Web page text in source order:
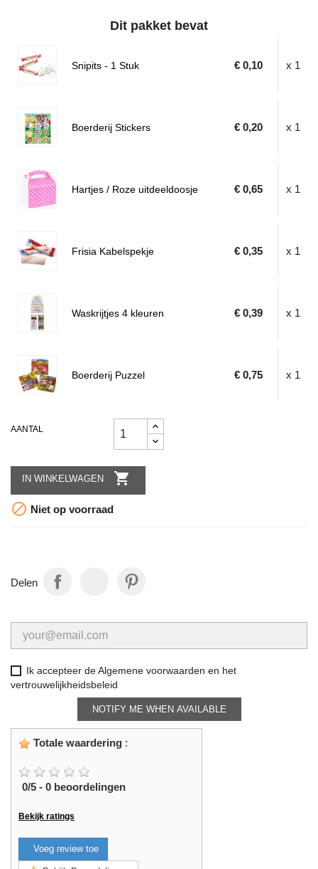
Dit pakket bevat
Snipits - 1 Stuk € 0,10 x 1
Boerderij Stickers € 0,20 x 1
Hartjes / Roze uitdeeldoosje € 0,65 x 1
Frisia Kabelspekje € 0,35 x 1
Waskrijtjes 4 kleuren € 0,39 x 1
Boerderij Puzzel € 0,75 x 1
AANTAL
IN WINKELWAGEN

 Niet op voorraad
Delen
Ik accepteer de Algemene voorwaarden en het
vertrouwelijkheidsbeleid
NOTIFY ME WHEN AVAILABLE
Totale waardering :
0/5 - 0 beoordelingen
Bekijk ratings
Voeg review toe